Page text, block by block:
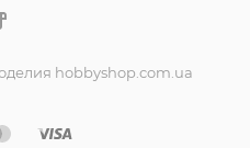
hobbyshop.com.ua